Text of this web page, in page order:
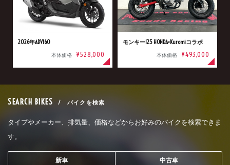
2026年ADV160
本体価格 ¥528,000
モンキー125 HONDA×Kuromiコラボ
本体価格 ¥493,000
SEARCH BIKES / バイクを検索
タイプやメーカー、排気量、価格などからお好みのバイクを検索できま
す。
新車 中古車